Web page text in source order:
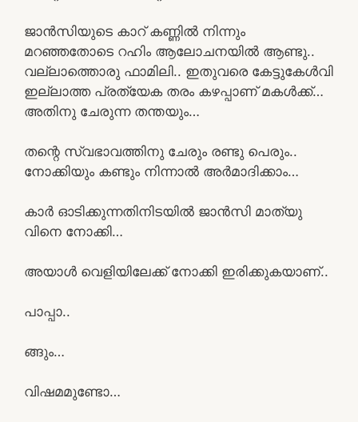
ജാൻസിയുടെ കാറ് കണ്ണിൽ നിന്നും
മറഞ്ഞതോടെ റഹിം ആലോചനയിൽ ആണ്ടു..
വല്ലാത്തൊരു ഫാമിലി.. ഇതുവരെ കേട്ടുകേൾവി
ഇല്ലാത്ത പ്രത്യേക തരം കഴപ്പാണ് മകൾക്ക്…
അതിനു ചേരുന്ന തന്തയും…
തന്റെ സ്വഭാവത്തിനു ചേരും രണ്ടു പെരും..
നോക്കിയും കണ്ടും നിന്നാൽ അർമാദിക്കാം…
കാർ ഓടിക്കുന്നതിനിടയിൽ ജാൻസി മാത്യു
വിനെ നോക്കി…
അയാൾ വെളിയിലേക്ക് നോക്കി ഇരിക്കുകയാണ്..
പാപ്പാ..
ങ്ങും…
വിഷമമുണ്ടോ…